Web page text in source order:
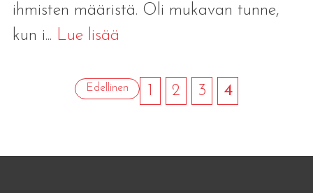
ihmisten määristä. Oli mukavan tunne,
kun i... Lue lisää
Edellinen 2 3 4